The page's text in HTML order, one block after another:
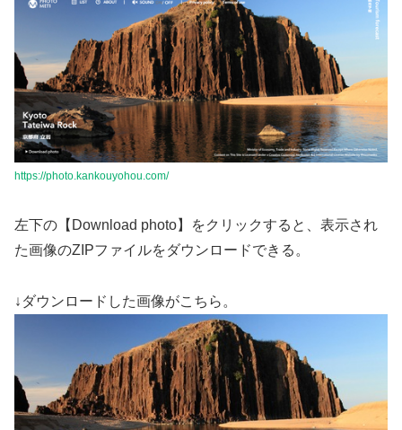
https://photo.kankouyohou.com/
左下の【Download photo】をクリックすると、表示され
た画像のZIPファイルをダウンロードできる。
↓ダウンロードした画像がこちら。